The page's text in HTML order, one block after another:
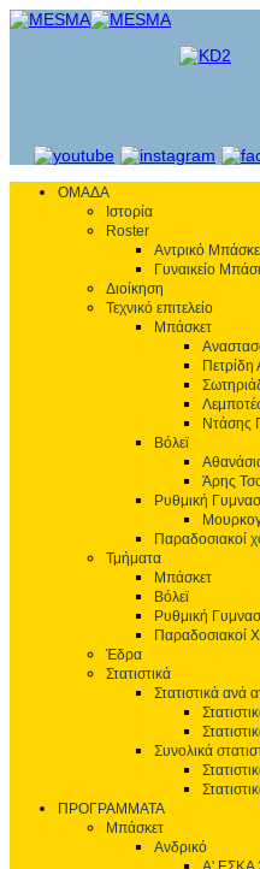
ΟΜΑΔΑ
Ιστορία
Roster
Αντρικό
Γυναικείο
Διοίκηση
Τεχνικό επιτελείο
Μπάσκετ
Ντάσης
Βόλεϊ
Άρης
Ρυθμική
Παραδοσιακοί
Τμήματα
Μπάσκετ
Βόλεϊ
Ρυθμική
Παραδοσιακοί
Έδρα
Στατιστικά
Στατιστικά ανά
Συνολικά
ΠΡΟΓΡΑΜΜΑΤΑ
Μπάσκετ
Ανδρικό